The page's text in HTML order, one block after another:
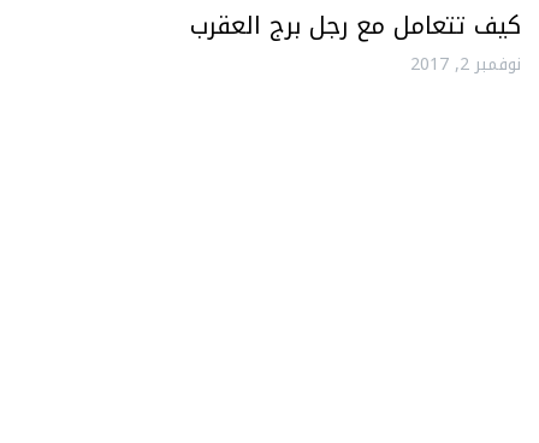
كيف تتعامل مع رجل برج العقرب
نوفمبر 2, 2017